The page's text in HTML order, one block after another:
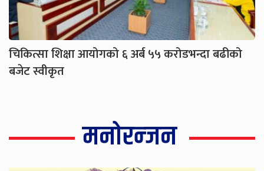
चिकित्सा शिक्षा आयोगको ६ अर्ब ५५ करोडभन्दा बढीको
बजेट स्वीकृत
मनोरन्जन
एआईको सहयोगमा तयार भिडियो ‘मेरो
नेपाल’ सार्वजनिक